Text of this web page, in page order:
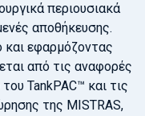
περιουσιακά
αποθήκευσης.
και εφαρμόζοντας
από τις αναφορές
TankPAC™ και τις
της MISTRAS,